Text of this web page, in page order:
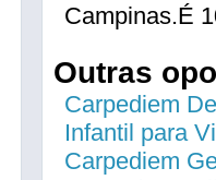
Campinas.É
Outras
Carpediem
Infantil para
Carpediem